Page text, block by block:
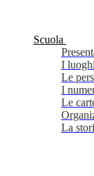
Scuola
I luoghi
Le
I
Le
La